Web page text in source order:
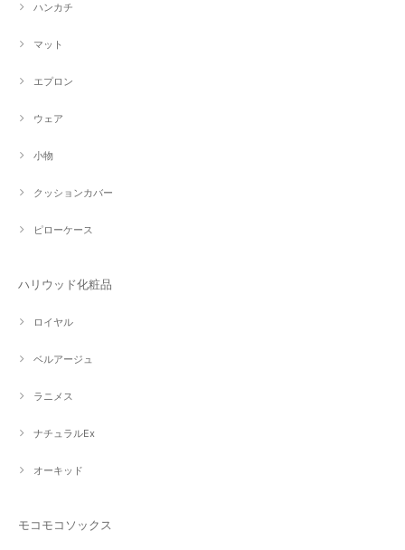
ハンカチ
マット
エプロン
ウェア
小物
クッションカバー
ピローケース
ハリウッド化粧品
ロイヤル
ベルアージュ
ラニメス
ナチュラルEx
オーキッド
モコモコソックス